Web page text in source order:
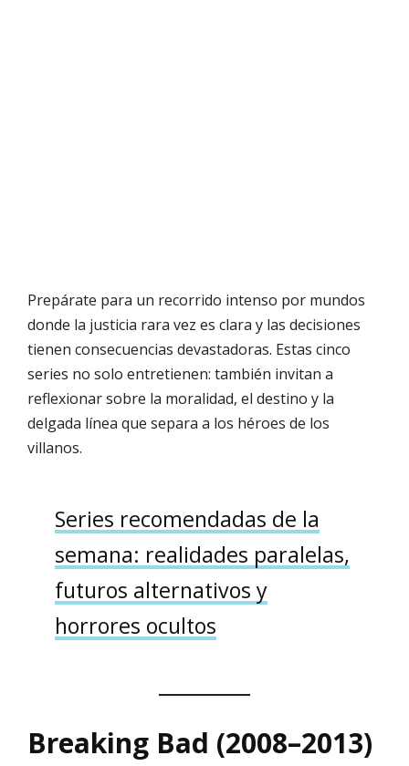
Prepárate para un recorrido intenso por mundos
donde la justicia rara vez es clara y las decisiones
tienen consecuencias devastadoras. Estas cinco
series no solo entretienen: también invitan a
reflexionar sobre la moralidad, el destino y la
delgada línea que separa a los héroes de los
villanos.
Series recomendadas de la
semana: realidades paralelas,
futuros alternativos y
horrores ocultos
Breaking Bad (2008–2013)